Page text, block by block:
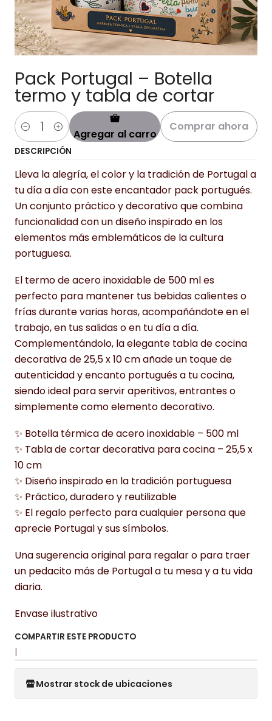
Pack Portugal – Botella
termo y tabla de cortar
Cantidad Agregar al carro
Comprar ahora
DESCRIPCIÓN
Lleva la alegría, el color y la tradición de Portugal a
tu día a día con este encantador pack portugués.
Un conjunto práctico y decorativo que combina
funcionalidad con un diseño inspirado en los
elementos más emblemáticos de la cultura
portuguesa.
El termo de acero inoxidable de 500 ml es
perfecto para mantener tus bebidas calientes o
frías durante varias horas, acompañándote en el
trabajo, en tus salidas o en tu día a día.
Complementándolo, la elegante tabla de cocina
decorativa de 25,5 x 10 cm añade un toque de
autenticidad y encanto portugués a tu cocina,
siendo ideal para servir aperitivos, entrantes o
simplemente como elemento decorativo.
✨ Botella térmica de acero inoxidable – 500 ml
✨ Tabla de cortar decorativa para cocina – 25,5 x
10 cm
✨ Diseño inspirado en la tradición portuguesa
✨ Práctico, duradero y reutilizable
✨ El regalo perfecto para cualquier persona que
aprecie Portugal y sus símbolos.
Una sugerencia original para regalar o para traer
un pedacito más de Portugal a tu mesa y a tu vida
diaria.
Envase ilustrativo
COMPARTIR ESTE PRODUCTO
|
Mostrar stock de ubicaciones